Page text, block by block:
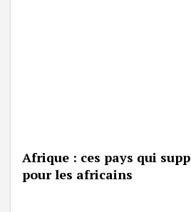
Afrique : ces pays qui
pour les africains